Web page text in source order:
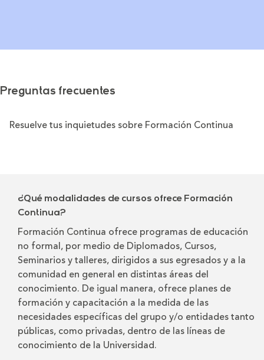
Preguntas frecuentes
Resuelve tus inquietudes sobre Formación Continua
¿Qué modalidades de cursos ofrece Formación
Continua?
Formación Continua ofrece programas de educación
no formal, por medio de Diplomados, Cursos,
Seminarios y talleres, dirigidos a sus egresados y a la
comunidad en general en distintas áreas del
conocimiento. De igual manera, ofrece planes de
formación y capacitación a la medida de las
necesidades específicas del grupo y/o entidades tanto
públicas, como privadas, dentro de las líneas de
conocimiento de la Universidad.